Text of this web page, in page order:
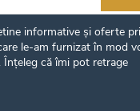
informative și oferte
le-am furnizat în mod
Înțeleg că îmi pot retrage